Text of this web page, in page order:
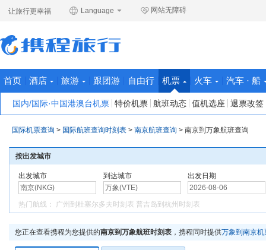
让旅行更幸福 Language 网站无障碍
首页 酒店 旅游 跟团游 自由行 机票
国内/国际·中国港澳台机票 特价机票 航班动态 值机选座 退票改签
火车 汽车 · 船
国际机票查询 > 国际航班查询时刻表 > 南京航班查询 > 南京到万象航班查询
按出发城市
出发城市 到达城市 出发日期
热门航线： 广州到杜塞尔多夫时刻表 普吉岛到杭州时刻表
您正在查看携程为您提供的南京到万象航班时刻表 ，携程同时提供万象到南京机